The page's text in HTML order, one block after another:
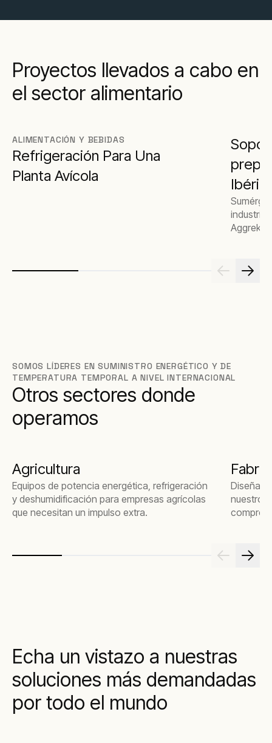
Proyectos llevados a cabo en
el sector alimentario
ALIMENTACIÓN Y BEBIDAS
Refrigeración Para Una
Planta Avícola
industria
Aggreko
SOMOS LÍDERES EN SUMINISTRO ENERGÉTICO Y DE
TEMPERATURA TEMPORAL A NIVEL INTERNACIONAL
Otros sectores donde
operamos
Agricultura
Equipos de potencia energética, refrigeración
y deshumidificación para empresas agrícolas
que necesitan un impulso extra.
nuestros
Echa un vistazo a nuestras
soluciones más demandadas
por todo el mundo